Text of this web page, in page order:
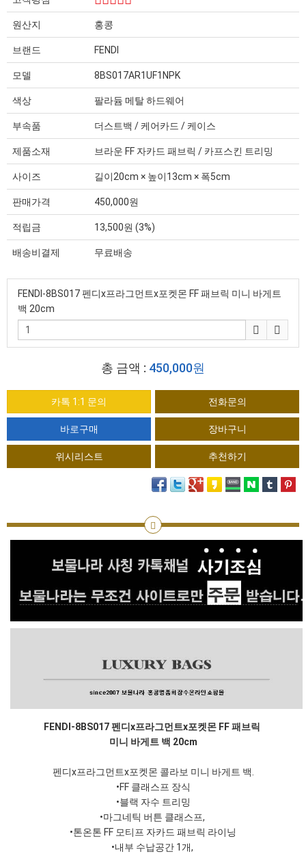
원산지 홍콩
브랜드 FENDI
모델 8BS017AR1UF1NPK
색상 팔라듐 메탈 하드웨어
부속품 더스트백 / 케어카드 / 케이스
제품소재 브라운 FF 자카드 패브릭 / 카프스킨 트리밍
사이즈 길이20cm × 높이13cm × 폭5cm
판매가격 450,000원
적립금 13,500원 (3%)
배송비결제 무료배송
FENDI-8BS017 펜디x프라그먼트x포켓몬 FF 패브릭 미니 바게트
백 20cm
총 금액 : 450,000원
카톡 1:1 문의 전화문의
위시리스트 추천하기
FENDI-8BS017 펜디x프라그먼트x포켓몬 FF 패브릭
미니 바게트 백 20cm
펜디x프라그먼트x포켓몬 콜라보 미니 바게트 백.
•FF 클래스프 장식
•블랙 자수 트리밍
•마그네틱 버튼 클래스프,
•톤온톤 FF 모티프 자카드 패브릭 라이닝
•내부 수납공간 1개,